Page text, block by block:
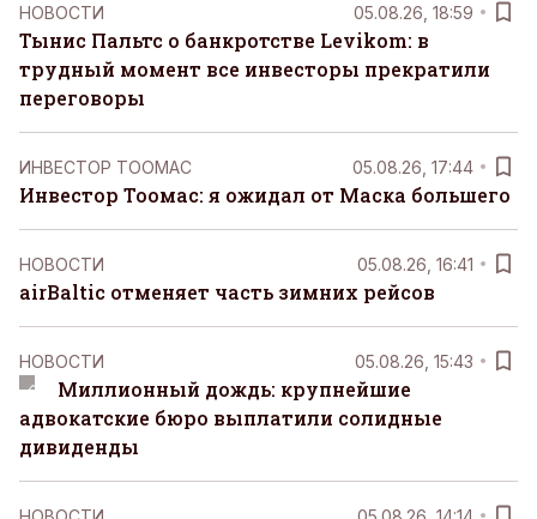
НОВОСТИ 05.08.26, 18:59
Тынис Пальтс о банкротстве Levikom: в
трудный момент все инвесторы прекратили
переговоры
ИНВЕСТОР ТООМАС 05.08.26, 17:44
Инвестор Тоомас: я ожидал от Маска большего
НОВОСТИ 05.08.26, 16:41
airBaltic отменяет часть зимних рейсов
НОВОСТИ 05.08.26, 15:43
Миллионный дождь: крупнейшие
адвокатские бюро выплатили солидные
дивиденды